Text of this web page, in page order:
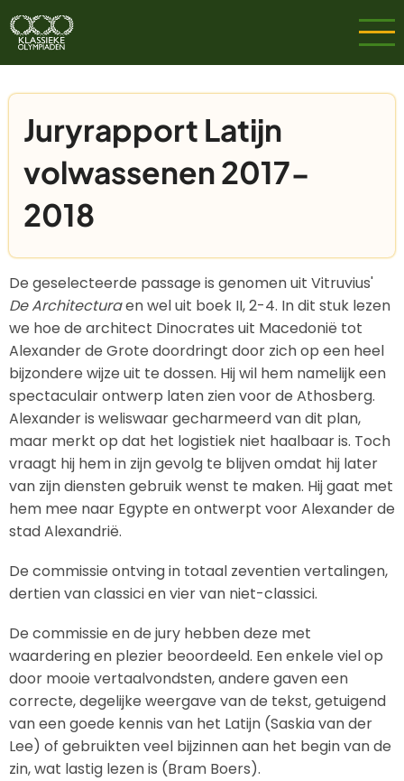
Overslaan
en
naar
inhoud
gaanJuryrapport Latijn
volwassenen 2017-
2018
De geselecteerde passage is genomen uit Vitruvius'
De Architecturaen wel uit boek II, 2-4. In dit stuk lezen
we hoe de architect Dinocrates uit Macedonië tot
Alexander de Grote doordringt door zich op een heel
bijzondere wijze uit te dossen. Hij wil hem namelijk een
spectaculair ontwerp laten zien voor de Athosberg.
Alexander is weliswaar gecharmeerd van dit plan,
maar merkt op dat het logistiek niet haalbaar is. Toch
vraagt hij hem in zijn gevolg te blijven omdat hij later
van zijn diensten gebruik wenst te maken. Hij gaat met
hem mee naar Egypte en ontwerpt voor Alexander de
stad Alexandrië.
De commissie ontving in totaal zeventien vertalingen,
dertien van classici en vier van niet-classici.
De commissie en de jury hebben deze met
waardering en plezier beoordeeld. Een enkele viel op
door mooie vertaalvondsten, andere gaven een
correcte, degelijke weergave van de tekst, getuigend
van een goede kennis van het Latijn (Saskia van der
Lee) of gebruikten veel bijzinnen aan het begin van de
zin, wat lastig lezen is (Bram Boers).